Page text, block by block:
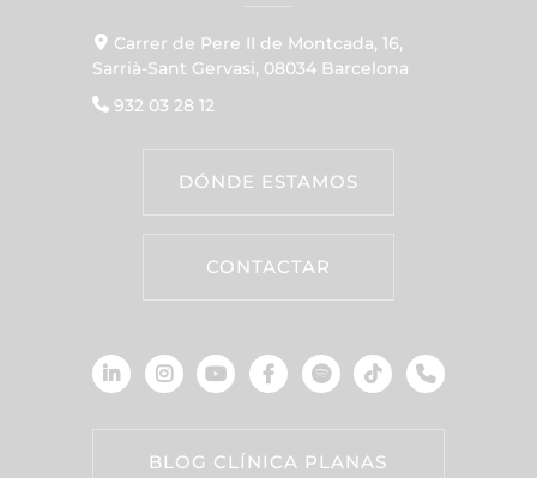
Carrer de Pere II de Montcada, 16,
Sarrià-Sant Gervasi, 08034 Barcelona
932 03 28 12
DÓNDE ESTAMOS
CONTACTAR
BLOG CLÍNICA PLANAS